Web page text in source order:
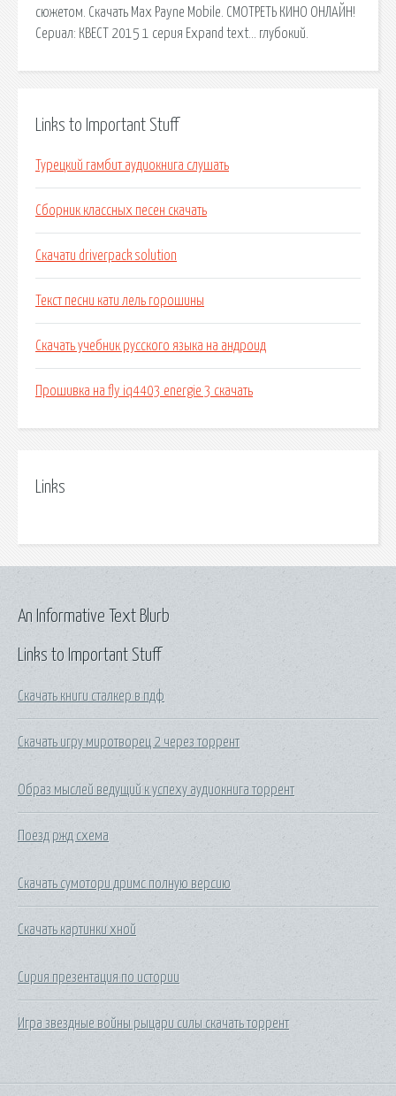
сюжетом. Скачать Max Payne Mobile. СМОТРЕТЬ КИНО ОНЛАЙН!
Сериал: КВЕСТ 2015 1 серия Expand text… глубокий.
Links to Important Stuff
Турецкий гамбит аудиокнига слушать
Сборник классных песен скачать
Скачати driverpack solution
Текст песни кати лель горошины
Скачать учебник русского языка на андроид
Прошивка на fly iq4403 energie 3 скачать
Links
Links to Important Stuff
Скачать книги сталкер в пдф
Скачать игру миротворец 2 через торрент
Образ мыслей ведущий к успеху аудиокнига торрент
Поезд ржд схема
Скачать сумотори дримс полную версию
Скачать картинки хной
Сирия презентация по истории
Игра звездные войны рыцари силы скачать торрент
An Informative Text Blurb